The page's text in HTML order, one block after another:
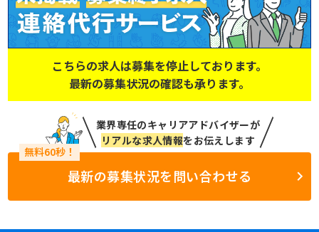
こちらの求人は募集を停止しております。
最新の募集状況の確認も承ります。
業界専任のキャリアアドバイザーが
リアルな求人情報をお伝えします
最新の募集状況を問い合わせる